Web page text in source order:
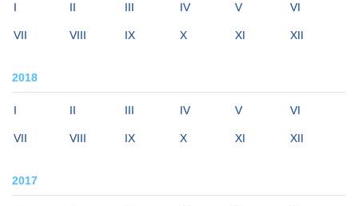
I II III IV V VI
VII VIII IX X XI XII
2018
I II III IV V VI
VII VIII IX X XI XII
2017